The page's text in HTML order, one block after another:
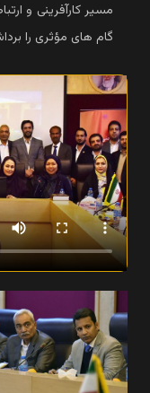
مسیر کارآفرینی و
گام های مؤثری را